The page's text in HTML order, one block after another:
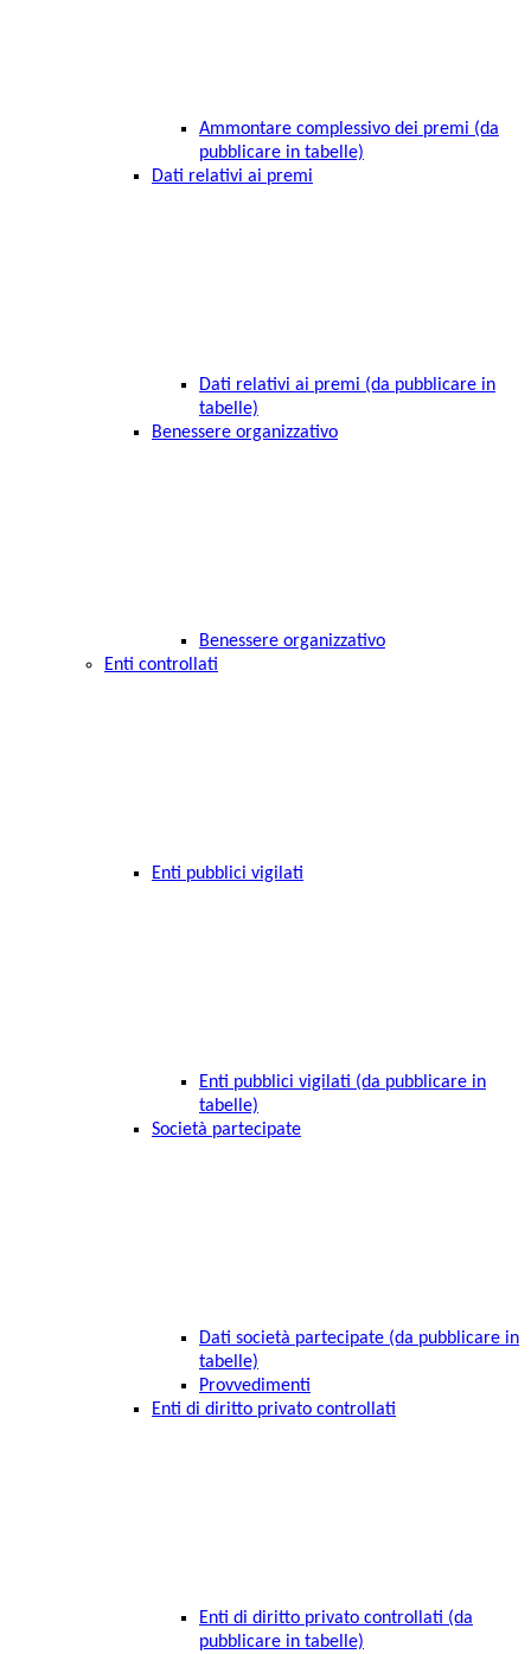
Ammontare complessivo dei premi (da
pubblicare in tabelle)
Dati relativi ai premi
Dati relativi ai premi (da pubblicare in
tabelle)
Benessere organizzativo
Benessere organizzativo
Enti controllati
Enti pubblici vigilati
Enti pubblici vigilati (da pubblicare in
tabelle)
Società partecipate
Dati società partecipate (da pubblicare in
tabelle)
Provvedimenti
Enti di diritto privato controllati
Enti di diritto privato controllati (da
pubblicare in tabelle)